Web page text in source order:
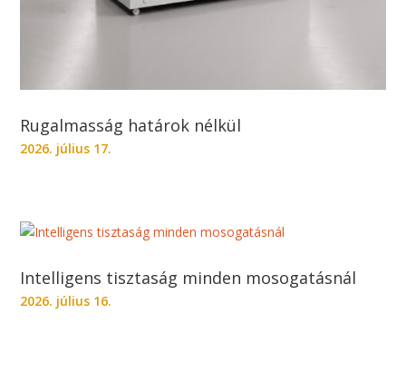
Rugalmasság határok nélkül
2026. július 17.
Intelligens tisztaság minden mosogatásnál
2026. július 16.